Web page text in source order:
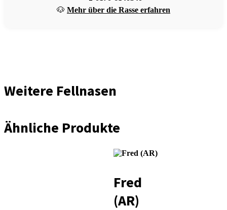
🐶 Mehr über die Rasse erfahren
Weitere Fellnasen
Ähnliche Produkte
Fred
(AR)